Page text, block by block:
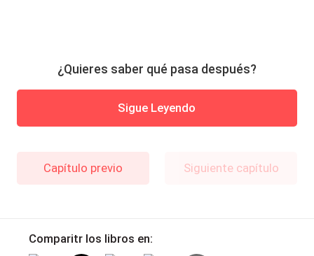
¿Quieres saber qué pasa después?
Sigue Leyendo
Capítulo previo Siguiente capítulo
Comparitr los libros en: